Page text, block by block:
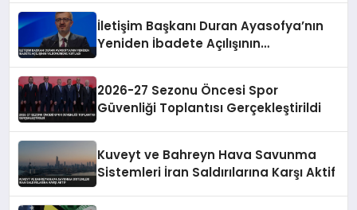
İletişim Başkanı Duran Ayasofya’nın
Yeniden İbadete Açılışının
2026-27 Sezonu Öncesi Spor
Güvenliği Toplantısı Gerçekleştirildi
Kuveyt ve Bahreyn Hava Savunma
Sistemleri İran Saldırılarına Karşı Aktif